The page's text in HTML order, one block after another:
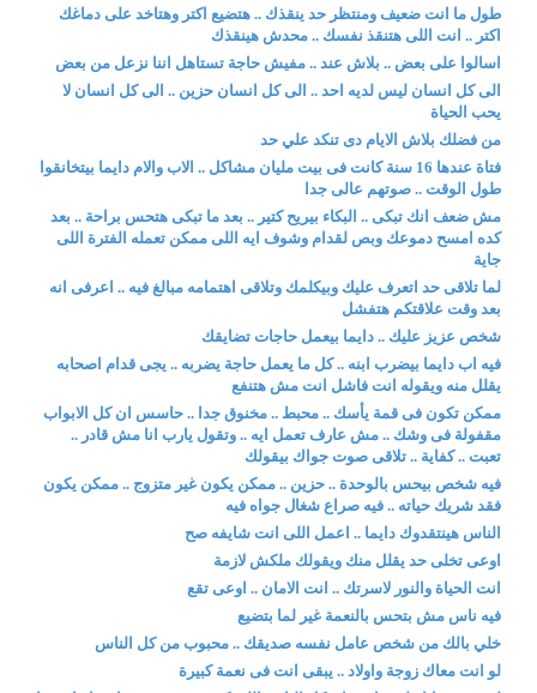
طول ما انت ضعيف ومنتظر حد ينقذك .. هتضيع اكتر وهتاخد على دماغك
اكتر .. انت اللى هتنقذ نفسك .. محدش هينقذك
اسالوا على بعض .. بلاش عند .. مفيش حاجة تستاهل اننا نزعل من بعض
الى كل انسان ليس لديه احد .. الى كل انسان حزين .. الى كل انسان لا
يحب الحياة
من فضلك بلاش الايام دى تنكد علي حد
فتاة عندها 16 سنة كانت فى بيت مليان مشاكل .. الاب والام دايما بيتخانقوا
طول الوقت .. صوتهم عالى جدا
مش ضعف انك تبكى .. البكاء بيريح كتير .. بعد ما تبكى هتحس براحة .. بعد
كده امسح دموعك وبص لقدام وشوف ايه اللى ممكن تعمله الفترة اللى
جاية
لما تلاقى حد اتعرف عليك وبيكلمك وتلاقى اهتمامه مبالغ فيه .. اعرفى انه
بعد وقت علاقتكم هتفشل
شخص عزيز عليك .. دايما بيعمل حاجات تضايقك
فيه اب دايما بيضرب ابنه .. كل ما يعمل حاجة يضربه .. يجى قدام اصحابه
يقلل منه ويقوله انت فاشل انت مش هتنفع
ممكن تكون فى قمة يأسك .. محبط .. مخنوق جدا .. حاسس ان كل الابواب
مقفولة فى وشك .. مش عارف تعمل ايه .. وتقول يارب انا مش قادر ..
تعبت .. كفاية .. تلاقى صوت جواك بيقولك
فيه شخص بيحس بالوحدة .. حزين .. ممكن يكون غير متزوج .. ممكن يكون
فقد شريك حياته .. فيه صراع شغال جواه فيه
الناس هينتقدوك دايما .. اعمل اللى انت شايفه صح
اوعى تخلى حد يقلل منك ويقولك ملكش لازمة
انت الحياة والنور لاسرتك .. انت الامان .. اوعى تقع
فيه ناس مش بتحس بالنعمة غير لما بتضيع
خلي بالك من شخص عامل نفسه صديقك .. محبوب من كل الناس
لو انت معاك زوجة واولاد .. يبقى انت فى نعمة كبيرة